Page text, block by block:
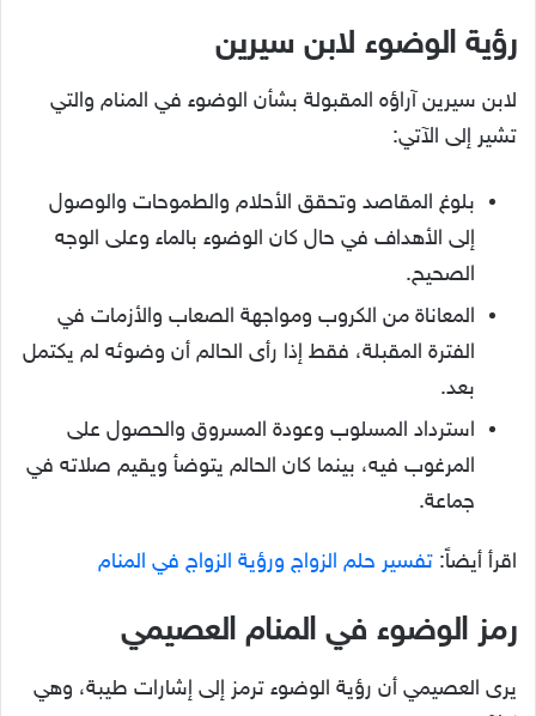
رؤية الوضوء لابن سيرين
لابن سيرين آراؤه المقبولة بشأن الوضوء في المنام والتي
تشير إلى الآتي:
بلوغ المقاصد وتحقق الأحلام والطموحات والوصول
إلى الأهداف في حال كان الوضوء بالماء وعلى الوجه
الصحيح.
المعاناة من الكروب ومواجهة الصعاب والأزمات في
الفترة المقبلة، فقط إذا رأى الحالم أن وضوئه لم يكتمل
بعد.
استرداد المسلوب وعودة المسروق والحصول على
المرغوب فيه، بينما كان الحالم يتوضأ ويقيم صلاته في
جماعة.
اقرأ أيضاً: تفسير حلم الزواج ورؤية الزواج في المنام
رمز الوضوء في المنام العصيمي
يرى العصيمي أن رؤية الوضوء ترمز إلى إشارات طيبة، وهي